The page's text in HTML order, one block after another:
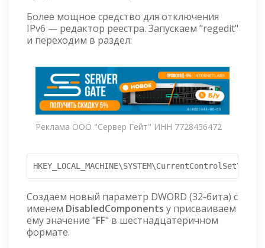
Более мощное средство для отключения
IPv6 — редактор реестра. Запускаем "regedit"
и переходим в раздел:
Реклама ООО "Сервер Гейт" ИНН 7728456472
Создаем новый параметр DWORD (32-бита) с
именем DisabledComponents у присваиваем
ему значение "FF" в шестнадцатеричном
формате.